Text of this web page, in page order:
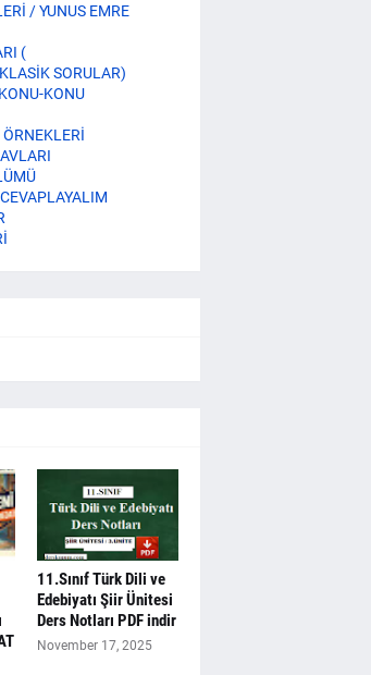
/ YUNUS EMRE
(
SORULAR)
KONU
11.Sınıf Türk Dili ve
Edebiyatı Şiir Ünitesi
Ders Notları PDF indir
November 17, 2025